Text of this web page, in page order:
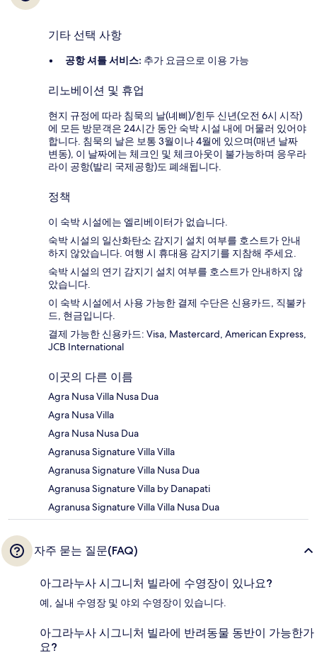
기타 선택 사항
공항 셔틀 서비스: 추가 요금으로 이용 가능
리노베이션 및 휴업
현지 규정에 따라 침묵의 날(녜삐)/힌두 신년(오전 6시 시작)
에 모든 방문객은 24시간 동안 숙박 시설 내에 머물러 있어야
합니다. 침묵의 날은 보통 3월이나 4월에 있으며(매년 날짜
변동), 이 날짜에는 체크인 및 체크아웃이 불가능하며 응우라
라이 공항(발리 국제공항)도 폐쇄됩니다.
정책
이 숙박 시설에는 엘리베이터가 없습니다.
숙박 시설의 일산화탄소 감지기 설치 여부를 호스트가 안내
하지 않았습니다. 여행 시 휴대용 감지기를 지참해 주세요.
숙박 시설의 연기 감지기 설치 여부를 호스트가 안내하지 않
았습니다.
이 숙박 시설에서 사용 가능한 결제 수단은 신용카드, 직불카
드, 현금입니다.
결제 가능한 신용카드: Visa, Mastercard, American Express,
JCB International
이곳의 다른 이름
Agra Nusa Villa Nusa Dua
Agra Nusa Villa
Agra Nusa Nusa Dua
Agranusa Signature Villa Villa
Agranusa Signature Villa Nusa Dua
Agranusa Signature Villa by Danapati
Agranusa Signature Villa Villa Nusa Dua
자주 묻는 질문(FAQ)
아그라누사 시그니처 빌라에 수영장이 있나요?
예, 실내 수영장 및 야외 수영장이 있습니다.
아그라누사 시그니처 빌라에 반려동물 동반이 가능한가
요?